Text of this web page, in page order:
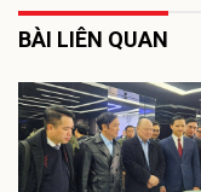
BÀI LIÊN QUAN